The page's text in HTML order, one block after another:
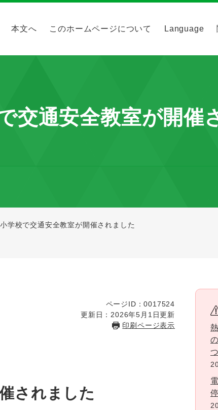
本文へ このホームページについて Language
交通安全教室が開催
学校で交通安全教室が開催されました
ページID：0017524
更新日：2026年5月1日更新
印刷ページ表示
されました